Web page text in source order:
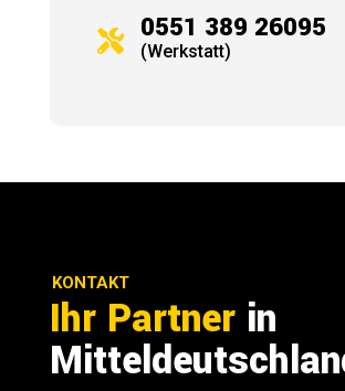
 0551 389 26095
(Werkstatt)
KONTAKT
Ihr Partner in